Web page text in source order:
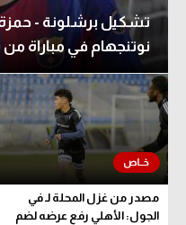
تشكيل برشلونة -
نوتنجهام في مباراة
مصدر من غزل المحلة لـ في
الجول: الأهلي رفع عرضه لضم